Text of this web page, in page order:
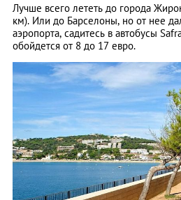
Лучше всего лететь до города
км). Или до Барселоны, но от нее
аэропорта, садитесь в автобусы
обойдется от 8 до 17 евро.